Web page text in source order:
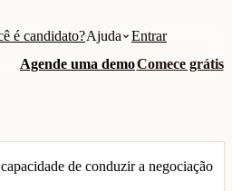
é candidato?Ajuda
Entrar
Agende uma demoComece grátis
de conduzir a negociação